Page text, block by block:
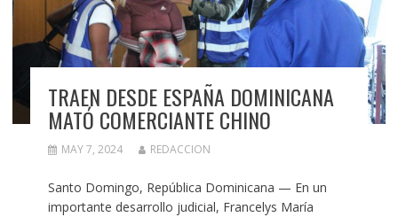
TRAEN DESDE ESPAÑA DOMINICANA
MATÓ COMERCIANTE CHINO
MAY 7, 2024 REDACCION
Santo Domingo, República Dominicana — En un
importante desarrollo judicial, Francelys María